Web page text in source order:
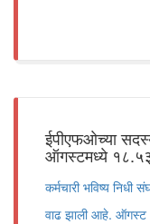
ईपीएफओच्या
ऑगस्टमध्ये
कर्मचारी भविष्य
वाढ झाली आहे.